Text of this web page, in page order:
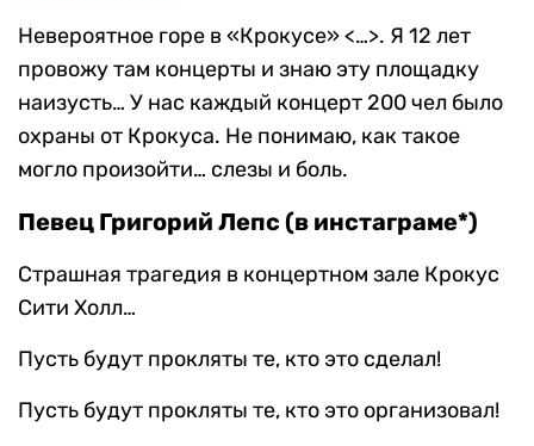
Невероятное горе в «Крокусе» <…>. Я 12 лет
провожу там концерты и знаю эту площадку
наизусть… У нас каждый концерт 200 чел было
охраны от Крокуса. Не понимаю, как такое
могло произойти… слезы и боль.
Певец Григорий Лепс (в инстаграме*)
Страшная трагедия в концертном зале Крокус
Сити Холл…
Пусть будут прокляты те, кто это сделал!
Пусть будут прокляты те, кто это организовал!